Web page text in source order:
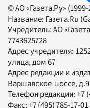
© АО «Газета.Ру»
Название: Газета.Ru
Учредитель:АО
7743625728
Адрес учредителя:
улица, дом 67
Адрес редакции и
Варшавское шоссе,
Телефон редакции:+7
Факс:+7 (495) 785-17-01